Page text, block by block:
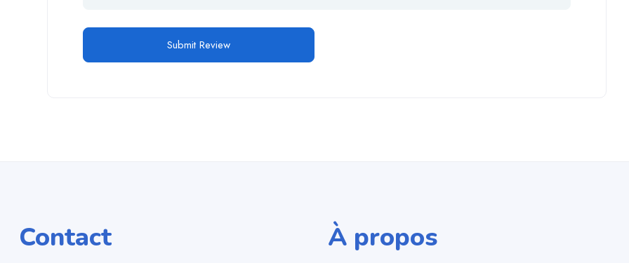
Contact À propos